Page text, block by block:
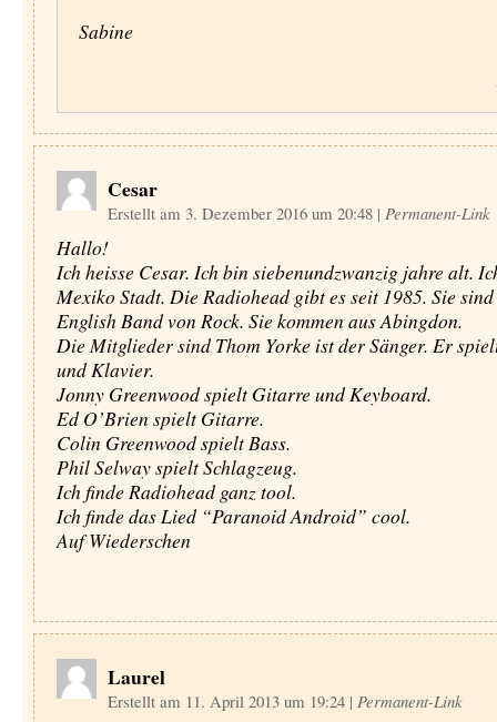
Sabine
Cesar
Erstellt am 3. Dezember 2016 um 20:48 | Permanent-Link
Hallo!
Ich heisse Cesar. Ich bin siebenundzwanzig jahre alt.
Mexiko Stadt. Die Radiohead gibt es seit 1985. Sie
English Band von Rock. Sie kommen aus Abingdon.
Die Mitglieder sind Thom Yorke ist der Sänger. Er
und Klavier.
Jonny Greenwood spielt Gitarre und Keyboard.
Ed O’Brien spielt Gitarre.
Colin Greenwood spielt Bass.
Phil Selway spielt Schlagzeug.
Ich finde Radiohead ganz tool.
Ich finde das Lied “Paranoid Android” cool.
Auf Wiederschen
Laurel
Erstellt am 11. April 2013 um 19:24 | Permanent-Link